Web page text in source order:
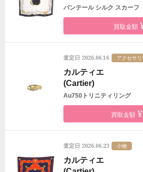
パンテール シルク スカーフ
買取金額
査定日 2026.06.16 アクセサリ
カルティエ
(Cartier)
Au750トリニティリング
買取金額
査定日 2026.06.23 小物
カルティエ